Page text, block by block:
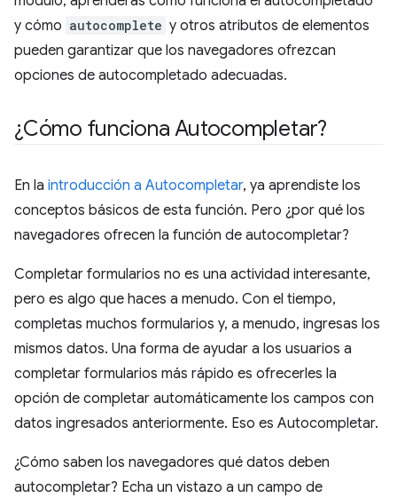
y cómo autocomplete y otros atributos de elementos
pueden garantizar que los navegadores ofrezcan
opciones de autocompletado adecuadas.
¿Cómo funciona Autocompletar?
En la introducción a Autocompletar, ya aprendiste los
conceptos básicos de esta función. Pero ¿por qué los
navegadores ofrecen la función de autocompletar?
Completar formularios no es una actividad interesante,
pero es algo que haces a menudo. Con el tiempo,
completas muchos formularios y, a menudo, ingresas los
mismos datos. Una forma de ayudar a los usuarios a
completar formularios más rápido es ofrecerles la
opción de completar automáticamente los campos con
datos ingresados anteriormente. Eso es Autocompletar.
¿Cómo saben los navegadores qué datos deben
autocompletar? Echa un vistazo a un campo de